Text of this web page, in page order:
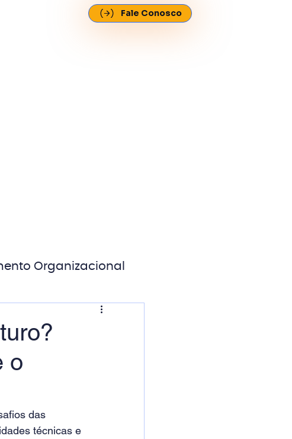
Fale Conosco
Organizacional
o
das
técnicas e